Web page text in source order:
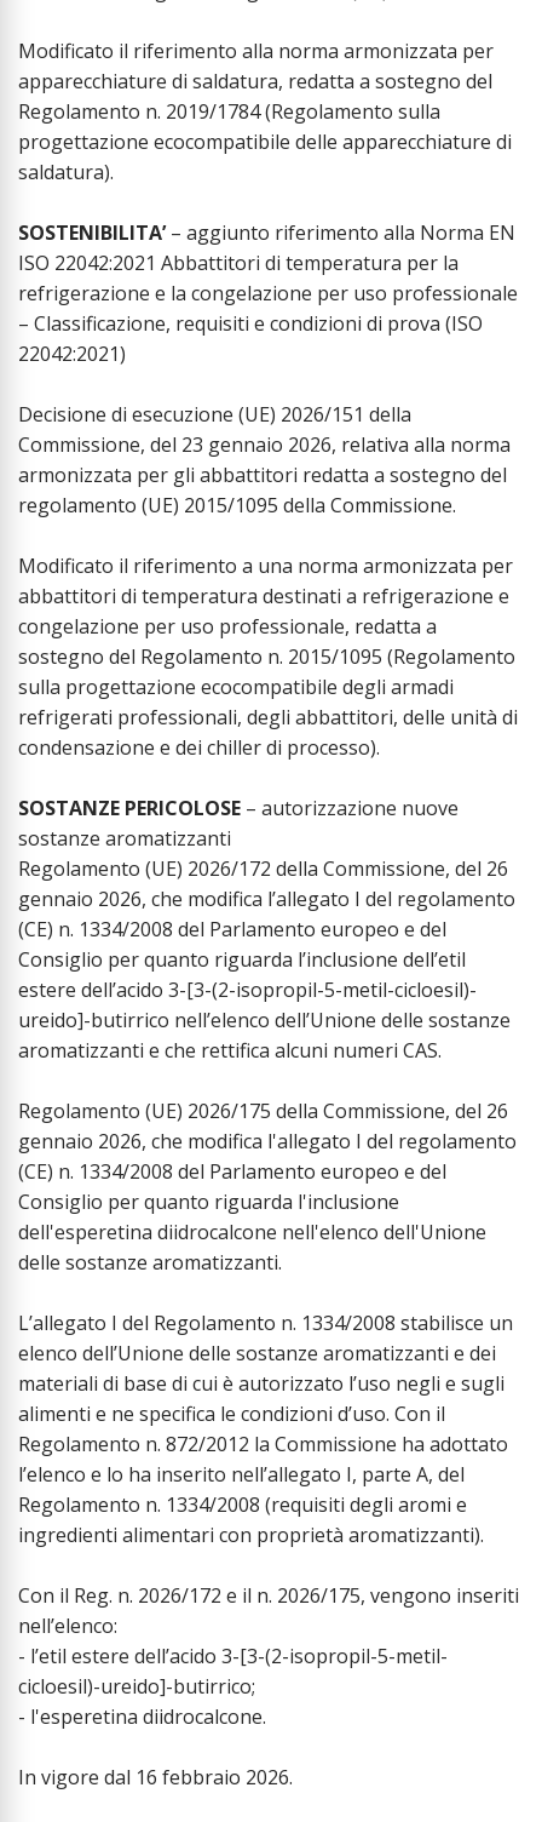
Modificato il riferimento alla norma armonizzata per
apparecchiature di saldatura, redatta a sostegno del
Regolamento n. 2019/1784 (Regolamento sulla
progettazione ecocompatibile delle apparecchiature di
saldatura).
SOSTENIBILITA’– aggiunto riferimento alla Norma EN
ISO 22042:2021 Abbattitori di temperatura per la
refrigerazione e la congelazione per uso professionale
– Classificazione, requisiti e condizioni di prova (ISO
22042:2021)
Decisione di esecuzione (UE) 2026/151 della
Commissione, del 23 gennaio 2026, relativa alla norma
armonizzata per gli abbattitori redatta a sostegno del
regolamento (UE) 2015/1095 della Commissione.
Modificato il riferimento a una norma armonizzata per
abbattitori di temperatura destinati a refrigerazione e
congelazione per uso professionale, redatta a
sostegno del Regolamento n. 2015/1095 (Regolamento
sulla progettazione ecocompatibile degli armadi
refrigerati professionali, degli abbattitori, delle unità di
condensazione e dei chiller di processo).
SOSTANZE PERICOLOSE – autorizzazione nuove
sostanze aromatizzanti
Regolamento (UE) 2026/172 della Commissione, del 26
gennaio 2026, che modifica l’allegato I del regolamento
(CE) n. 1334/2008 del Parlamento europeo e del
Consiglio per quanto riguarda l’inclusione dell’etil
estere dell’acido 3-[3-(2-isopropil-5-metil-cicloesil)-
ureido]-butirrico nell’elenco dell’Unione delle sostanze
aromatizzanti e che rettifica alcuni numeri CAS.
Regolamento (UE) 2026/175 della Commissione, del 26
gennaio 2026, che modifica l'allegato I del regolamento
(CE) n. 1334/2008 del Parlamento europeo e del
Consiglio per quanto riguarda l'inclusione
dell'esperetina diidrocalcone nell'elenco dell'Unione
delle sostanze aromatizzanti.
L’allegato I del Regolamento n. 1334/2008 stabilisce un
elenco dell’Unione delle sostanze aromatizzanti e dei
materiali di base di cui è autorizzato l’uso negli e sugli
alimenti e ne specifica le condizioni d’uso. Con il
Regolamento n. 872/2012 la Commissione ha adottato
l’elenco e lo ha inserito nell’allegato I, parte A, del
Regolamento n. 1334/2008 (requisiti degli aromi e
ingredienti alimentari con proprietà aromatizzanti).
Con il Reg. n. 2026/172 e il n. 2026/175, vengono inseriti
nell’elenco:
- l’etil estere dell’acido 3-[3-(2-isopropil-5-metil-
cicloesil)-ureido]-butirrico;
- l'esperetina diidrocalcone.
In vigore dal 16 febbraio 2026.